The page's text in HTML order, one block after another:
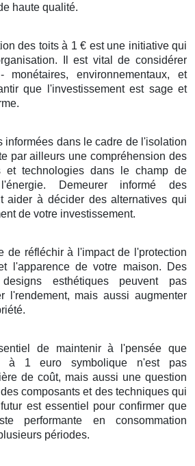
haute qualité.
des toitsà 1 € est une initiativequi
. Il est vital de considérer
monétaires,environnementaux, et
que l'investissementest sageet
.
informées dans lecadre de l'isolation
par ailleurs unecompréhension des
et technologies dans le champ de
. Demeurer informé des
aider à déciderdesalternatives qui
de votre investissement.
de réfléchir à l'impactde l'protection
l'apparencede votre maison. Des
designs esthétiquespeuvent pas
l'rendement, maisaussi augmenter
.
de maintenirà l'pensée que
1 euro symbolique n'est pas
de coût, mais aussi une question
composants et des techniquesqui
futur est essentiel pour confirmerque
performante enconsommation
périodes.